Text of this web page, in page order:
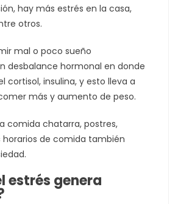
hay más estrés en la casa,
otros.
mal o poco sueño
desbalance hormonal en donde
cortisol, insulina, y esto lleva a
más y aumento de peso.
comida chatarra, postres,
horarios de comida también
estrés genera